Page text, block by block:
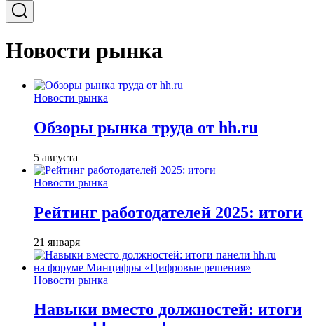
Новости рынка
Новости рынка
Обзоры рынка труда от hh.ru
5 августа
Новости рынка
Рейтинг работодателей 2025: итоги
21 января
Новости рынка
Навыки вместо должностей: итоги